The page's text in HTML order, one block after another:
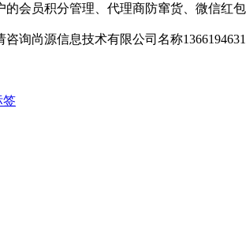
会员积分管理、代理商防窜货、微信红包
尚源信息技术有限公司名称
签